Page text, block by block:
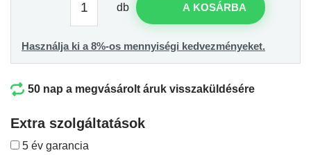
db A KOSÁRBA
Használja ki a 8%-os mennyiségi kedvezményeket.
50 nap a megvásárolt áruk visszaküldésére
Extra szolgáltatások
5 év garancia